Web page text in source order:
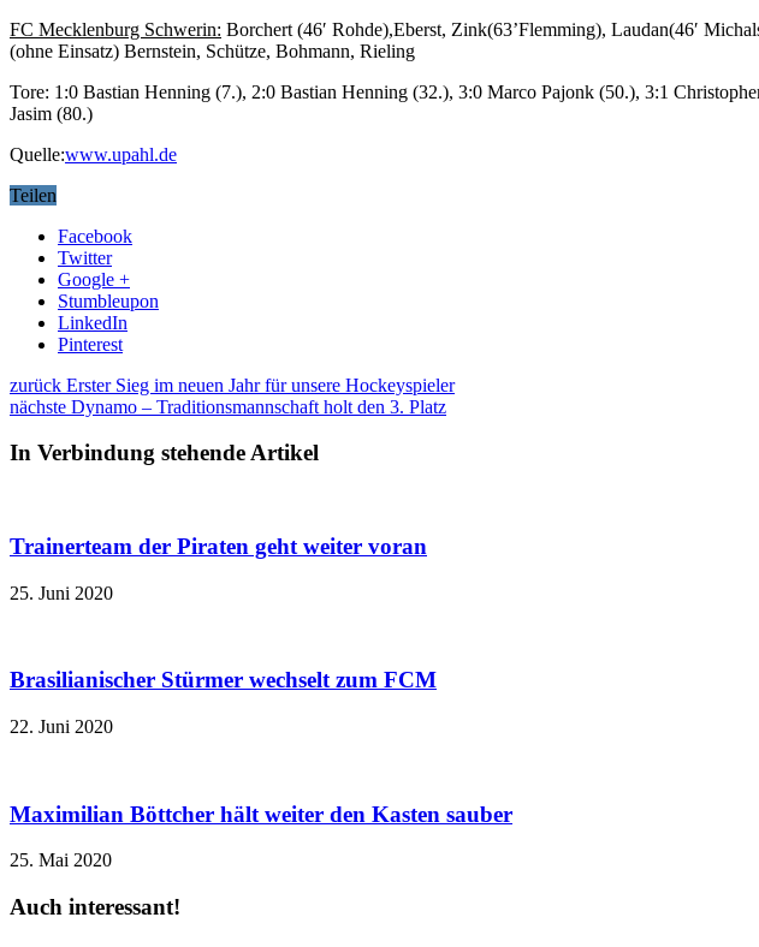
FC Mecklenburg Schwerin: Borchert (46′ Rohde),Eberst, Zink(63’Flemming), Laudan(46′
(ohne Einsatz) Bernstein, Schütze, Bohmann, Rieling
Tore: 1:0 Bastian Henning (7.), 2:0 Bastian Henning (32.), 3:0 Marco Pajonk (50.), 3:1
Jasim (80.)
Quelle:www.upahl.de
Teilen
Facebook
Twitter
Google +
Stumbleupon
LinkedIn
Pinterest
zurück Erster Sieg im neuen Jahr für unsere Hockeyspieler
nächste Dynamo – Traditionsmannschaft holt den 3. Platz
In Verbindung stehende Artikel
Trainerteam der Piraten geht weiter voran
25. Juni 2020
Brasilianischer Stürmer wechselt zum FCM
22. Juni 2020
Maximilian Böttcher hält weiter den Kasten sauber
25. Mai 2020
Auch interessant!